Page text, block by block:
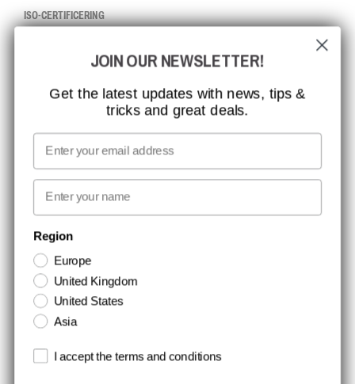
ISO-CERTIFICERING
MISSION, VISION OG VÆRDIER
KONTAKT
JOB HOS CCBSAFETY
MEDIA
VI TAGER ANSVAR
NYHEDSBREV TILMELDING
Hold dig opdateret med gode tilbud og produktnyheder. Din e-mail
opbevares sikkert og du kan til enhver tid
JOIN OUR NEWSLETTER!
Get the latest updates with news, tips &
tricks and great deals.
Email
First name
Region
Europe
United Kingdom
United States
Asia
Terms and conditions
I accept the terms and conditions